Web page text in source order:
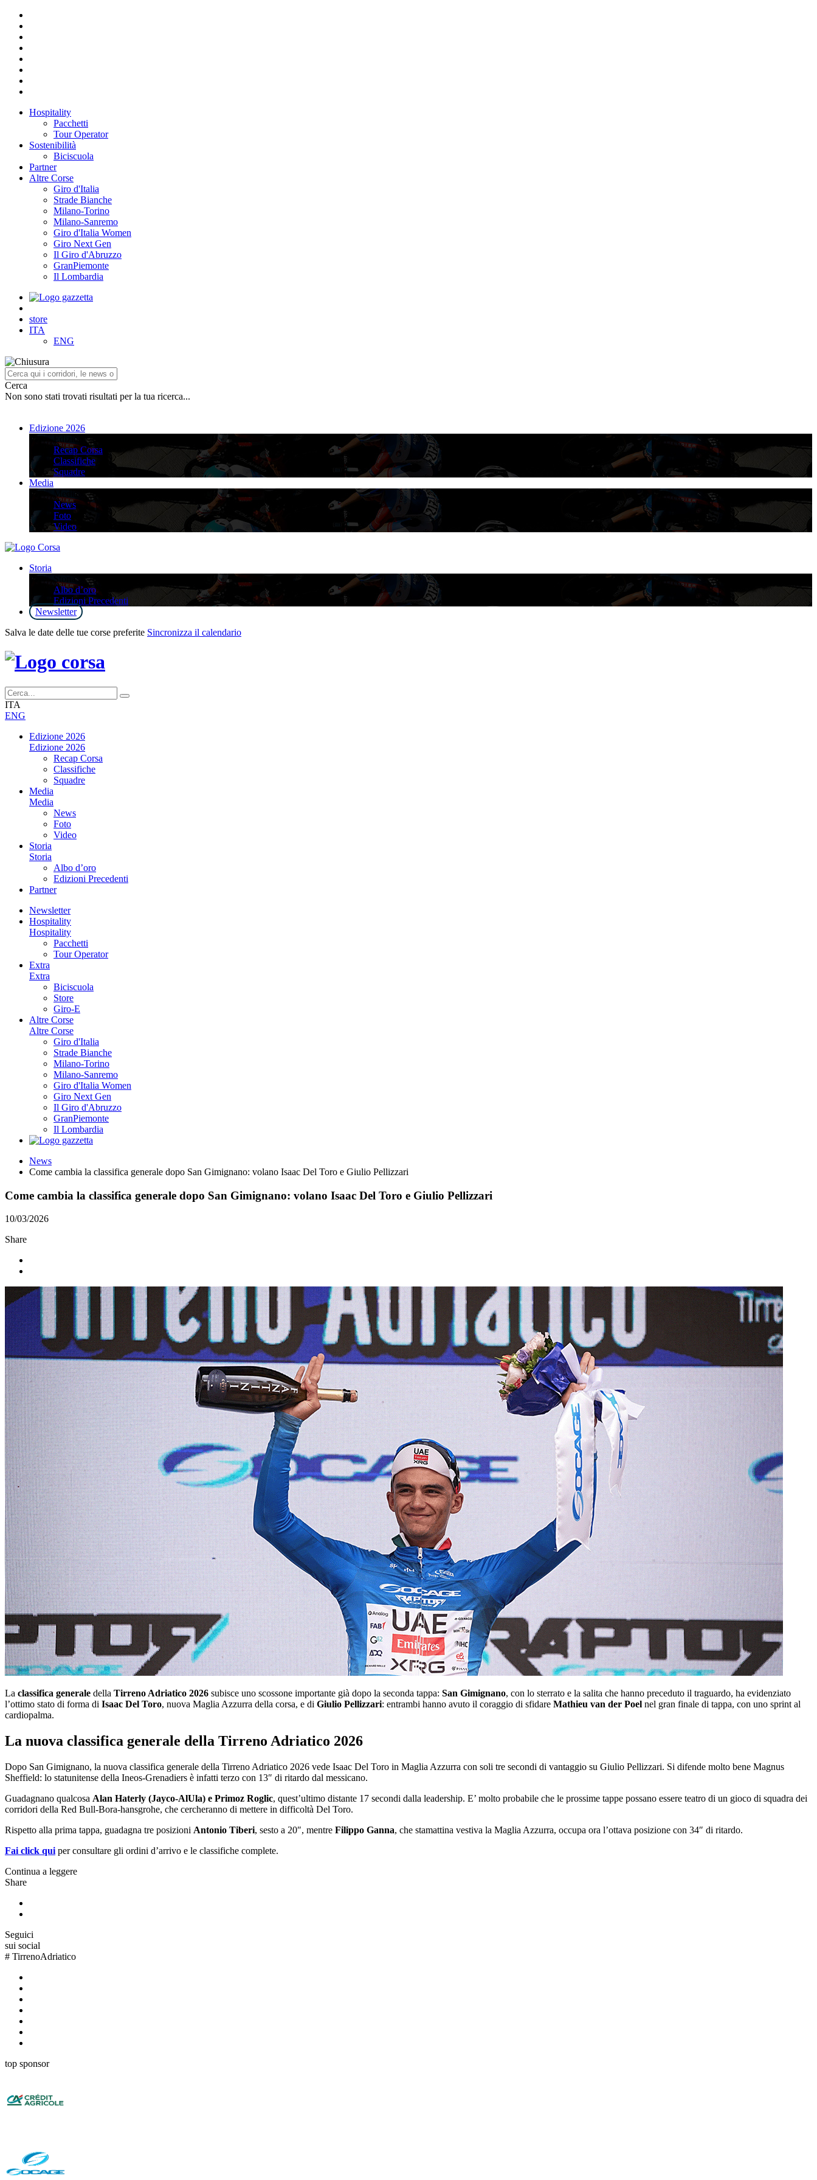
Hospitality
Pacchetti
Tour Operator
Sostenibilità
Biciscuola
Partner
Altre Corse
Giro d'Italia
Strade Bianche
Milano-Torino
Milano-Sanremo
Giro d'Italia Women
Giro Next Gen
Il Giro d'Abruzzo
GranPiemonte
Il Lombardia
store
ITA
ENG
Cerca
Non sono stati trovati risultati per la tua ricerca...
Edizione 2026
Edizione 2026
Recap Corsa
Classifiche
Squadre
Media
Media
News
Foto
Video
Storia
Storia
Albo d’oro
Edizioni Precedenti
Newsletter
Salva le date delle tue corse preferite Sincronizza il calendario
ITA
ENG
Edizione 2026
Edizione 2026
Recap Corsa
Classifiche
Squadre
Media
Media
News
Foto
Video
Storia
Storia
Albo d’oro
Edizioni Precedenti
Partner
Newsletter
Hospitality
Hospitality
Pacchetti
Tour Operator
Extra
Extra
Biciscuola
Store
Giro-E
Altre Corse
Altre Corse
Giro d'Italia
Strade Bianche
Milano-Torino
Milano-Sanremo
Giro d'Italia Women
Giro Next Gen
Il Giro d'Abruzzo
GranPiemonte
Il Lombardia
News
Come cambia la classifica generale dopo San Gimignano: volano Isaac Del Toro e Giulio Pellizzari
Come cambia la classifica generale dopo San Gimignano: volano Isaac Del Toro e Giulio Pellizzari
10/03/2026
Share
La classifica generale della Tirreno Adriatico 2026 subisce uno scossone importante già dopo la seconda tappa: San Gimignano, con lo sterrato e la salita che hanno preceduto il traguardo, ha evidenziato
l’ottimo stato di forma di Isaac Del Toro, nuova Maglia Azzurra della corsa, e di Giulio Pellizzari: entrambi hanno avuto il coraggio di sfidare Mathieu van der Poel nel gran finale di tappa, con uno sprint al
cardiopalma.
La nuova classifica generale della Tirreno Adriatico 2026
Dopo San Gimignano, la nuova classifica generale della Tirreno Adriatico 2026 vede Isaac Del Toro in Maglia Azzurra con soli tre secondi di vantaggio su Giulio Pellizzari. Si difende molto bene Magnus
Sheffield: lo statunitense della Ineos-Grenadiers è infatti terzo con 13″ di ritardo dal messicano.
Guadagnano qualcosa Alan Haterly (Jayco-AlUla) e Primoz Roglic, quest’ultimo distante 17 secondi dalla leadership. E’ molto probabile che le prossime tappe possano essere teatro di un gioco di squadra dei
corridori della Red Bull-Bora-hansgrohe, che cercheranno di mettere in difficoltà Del Toro.
Rispetto alla prima tappa, guadagna tre posizioni Antonio Tiberi, sesto a 20″, mentre Filippo Ganna, che stamattina vestiva la Maglia Azzurra, occupa ora l’ottava posizione con 34″ di ritardo.
Fai click qui per consultare gli ordini d’arrivo e le classifiche complete.
Continua a leggere
Share
Seguici
sui social
# TirrenoAdriatico
top sponsor